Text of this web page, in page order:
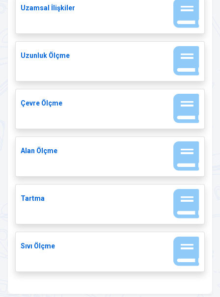
Uzamsal İlişkiler
Uzunluk Ölçme
Çevre Ölçme
Alan Ölçme
Tartma
Sıvı Ölçme